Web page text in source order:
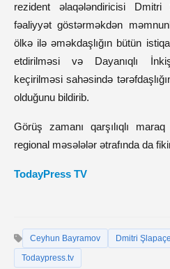
rezident əlaqələndiricisi Dmitri
fəaliyyət göstərməkdən
ölkə ilə əməkdaşlığın bütün
etdirilməsi və Dayanıqlı
keçirilməsi sahəsində
olduğunu bildirib.
Görüş zamanı qarşılıqlı
regional məsələlər ətrafında da
TodayPress TV
Ceyhun Bayramov Dmitri
Todaypress.tv